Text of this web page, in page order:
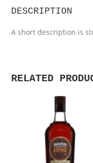
DESCRIPTION
A short description is
RELATED